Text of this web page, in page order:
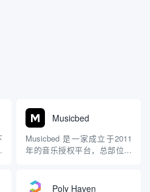
Musicbed
Musicbed 是一家成立于2011
年的音乐授权平台，总部位于
作行业中领先的音乐授权服务
Poly Haven